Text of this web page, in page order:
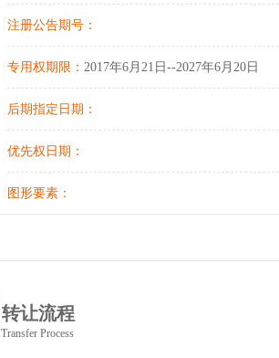
注册公告期号：
专用权期限： 2017年6月21日--2027年6月20日
后期指定日期：
优先权日期：
图形要素：
转让流程
Transfer Process